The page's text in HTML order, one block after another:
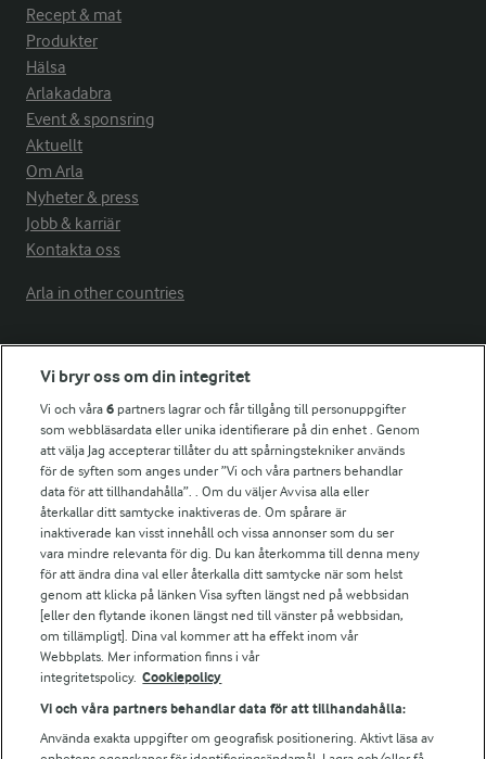
Recept & mat
Produkter
Hälsa
Arlakadabra
Event & sponsring
Aktuellt
Om Arla
Nyheter & press
Jobb & karriär
Kontakta oss
Arla in other countries
Fler Arlasajter
För ägare
Arlas kundportal
Arla.com
Falbygdens Ost
Arla webbshop
Bildbank
Följ oss
Vi bryr oss om din integritet
Vi och våra6 partners lagrar och får tillgång till personuppgifter
som webbläsardata eller unika identifierare på din enhet . Genom
att välja Jag accepterar tillåter du att spårningstekniker används
för de syften som anges under ”Vi och våra partners behandlar
data för att tillhandahålla”. . Om du väljer Avvisa alla eller
återkallar ditt samtycke inaktiveras de. Om spårare är
inaktiverade kan visst innehåll och vissa annonser som du ser
vara mindre relevanta för dig. Du kan återkomma till denna meny
för att ändra dina val eller återkalla ditt samtycke när som helst
genom att klicka på länken Visa syften längst ned på webbsidan
[eller den flytande ikonen längst ned till vänster på webbsidan,
om tillämpligt]. Dina val kommer att ha effekt inom vår
Webbplats. Mer information finns i vår
integritetspolicy. Cookiepolicy
Vi och våra partners behandlar data för att tillhandahålla:
Använda exakta uppgifter om geografisk positionering. Aktivt läsa av